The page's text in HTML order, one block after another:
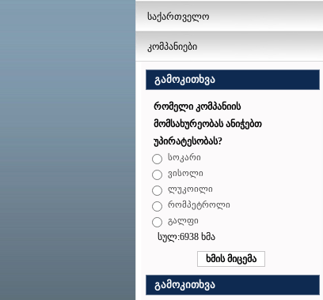
საქართველო
კომპანიები
გამოკითხვა
რომელი კომპანიის
მომსახურეობას ანიჭებთ
უპირატესობას?
სოკარი
ვისოლი
ლუკოილი
რომპეტროლი
გალფი
სულ:6938 ხმა
გამოკითხვა